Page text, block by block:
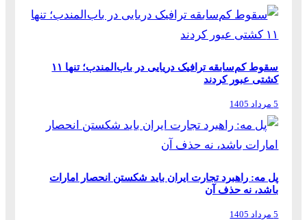
سقوط کم‌سابقه ترافیک دریایی در باب‌المندب؛ تنها ۱۱
کشتی عبور کردند
5 مرداد 1405
پل مه: راهبرد تجارت ایران باید شکستن انحصار امارات
باشد، نه حذف آن
5 مرداد 1405